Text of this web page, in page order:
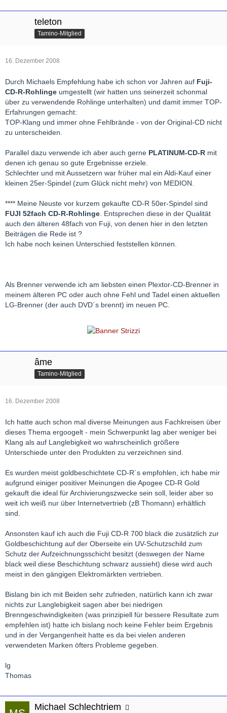
teleton
Tamino-Mitglied
16. Dezember 2008
Durch Michaels Empfehlung habe ich schon vor Jahren auf Fuji-
CD-R-Rohlinge umgestellt (wir hatten uns seinerzeit schonmal
über zu verwendende Rohlinge unterhalten) und damit immer TOP-
Erfahrungen gemacht:
TOP-Klang und immer ohne Fehlbrände - von der Original-CD nicht
zu unterscheiden.
Parallel dazu verwende ich aber auch gerne PLATINUM-CD-R mit
denen ich genau so gute Ergebnisse erziele.
Schlechter und mit Aussetzern war früher mal ein Aldi-Kauf einer
kleinen 25er-Spindel (zum Glück nicht mehr) von MEDION.
**** Meine Neuste vor kurzem gekaufte CD-R 50er-Spindel sind
FUJI 52fach CD-R-Rohlinge . Entsprechen diese in der Qualität
auch den älteren 48fach von Fuji, von denen hier in den letzten
Beiträgen die Rede ist ?
Ich habe noch keinen Unterschied feststellen können.
Als Brenner verwende ich am liebsten einen Plextor-CD-Brenner in
meinem älteren PC oder auch ohne Fehl und Tadel einen aktuellen
LG-Brenner (der auch DVD´s brennt) im neuen PC.
âme
Tamino-Mitglied
16. Dezember 2008
Ich hatte auch schon mal diverse Meinungen aus Fachkreisen über
dieses Thema ergoogelt - mein Schwerpunkt lag aber weniger bei
Klang als auf Langlebigkeit wo wahrscheinlich größere
Unterschiede unter den Produkten zu verzeichnen sind.
Es wurden meist goldbeschichtete CD-R´s empfohlen, ich habe mir
aufgrund einiger positiver Meinungen die Apogee CD-R Gold
gekauft die ideal für Archivierungszwecke sein soll, leider aber so
weit ich weiß nur über Internetvertrieb (zB Thomann) erhältlich
sind.
Ansonsten kauf ich auch die Fuji CD-R 700 black die zusätzlich zur
Goldbeschichtung auf der Oberseite ein UV-Schutzschild zum
Schutz der Aufzeichnungsschicht besitzt (deswegen der Name
black weil diese Beschichtung schwarz aussieht) diese wird auch
meist in den gängigen Elektromärkten vertrieben.
Bislang bin ich mit Beiden sehr zufrieden, natürlich kann ich zwar
nichts zur Langlebigkeit sagen aber bei niedrigen
Brenngeschwindigkeiten (was prinzipiell für bessere Resultate zum
empfehlen ist) hatte ich bislang noch keine Fehler beim Ergebnis
und in der Vergangenheit hatte es da bei vielen anderen
verwendeten Marken öfters Probleme gegeben.
lg
Thomas
Michael Schlechtriem